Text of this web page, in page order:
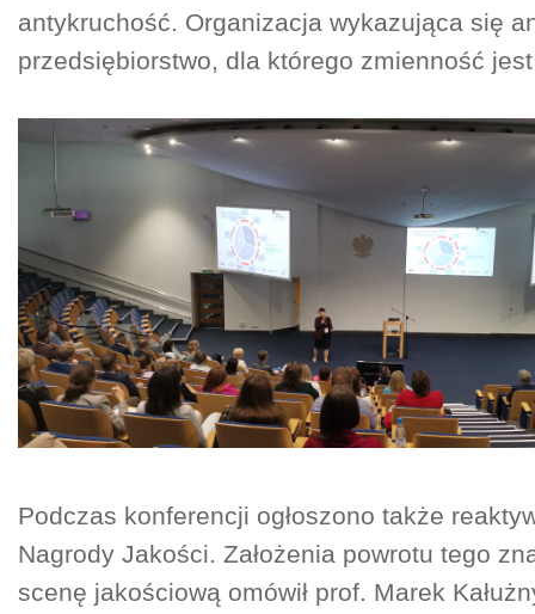
antykruchość. Organizacja wykazująca się
przedsiębiorstwo, dla którego zmienność
Podczas konferencji ogłoszono także
Nagrody Jakości. Założenia powrotu tego
scenę jakościową omówił prof. Marek